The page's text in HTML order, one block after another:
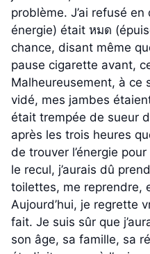
problème. J’ai refusé
énergie) était หมด
chance, disant même
pause cigarette avant,
Malheureusement, à ce
vidé, mes jambes
était trempée de sueur
après les trois heures
de trouver l’énergie
le recul, j’aurais dû
toilettes, me reprendre,
Aujourd’hui, je regrette
fait. Je suis sûr que
son âge, sa famille, sa